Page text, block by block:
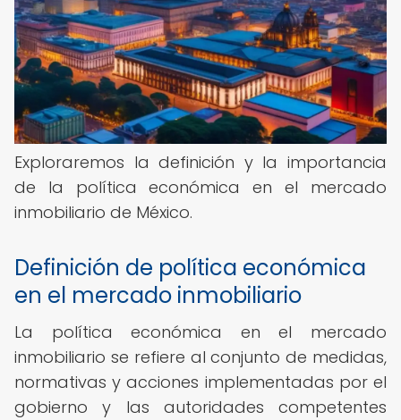
Exploraremos la definición y la importancia
de la política económica en el mercado
inmobiliario de México.
Definición de política económica
en el mercado inmobiliario
La política económica en el mercado
inmobiliario se refiere al conjunto de medidas,
normativas y acciones implementadas por el
gobierno y las autoridades competentes